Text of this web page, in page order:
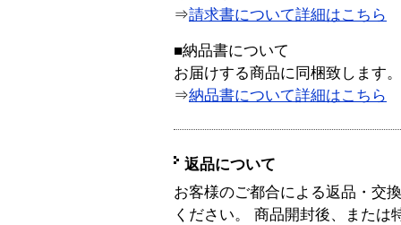
⇒請求書について詳細はこちら
■納品書について
お届けする商品に同梱致します。
⇒納品書について詳細はこちら
返品について
お客様のご都合による返品・交
ください。 商品開封後、または